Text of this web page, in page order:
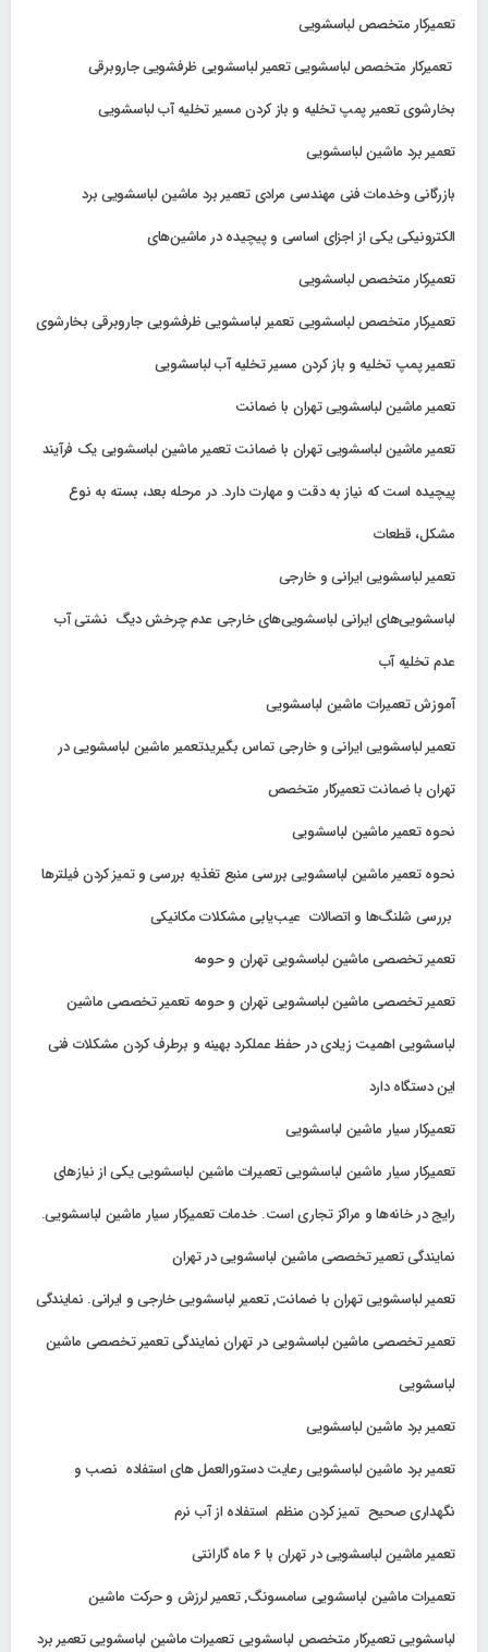
تعمیرکار متخصص لباسشویی
تعمیرکار متخصص لباسشویی تعمیر لباسشویی ظرفشویی جاروبرقی
بخارشوی تعمیر پمپ تخلیه و باز کردن مسیر تخلیه آب لباسشویی
تعمیر برد ماشین لباسشویی
بازرگانی وخدمات فنی مهندسی مرادی تعمیر برد ماشین لباسشویی برد
الکترونیکی یکی از اجزای اساسی و پیچیده در ماشین‌های
تعمیرکار متخصص لباسشویی
تعمیرکار متخصص لباسشویی تعمیر لباسشویی ظرفشویی جاروبرقی بخارشوی
تعمیر پمپ تخلیه و باز کردن مسیر تخلیه آب لباسشویی
تعمیر ماشین لباسشویی تهران با ضمانت
تعمیر ماشین لباسشویی تهران با ضمانت تعمیر ماشین لباسشویی یک فرآیند
پیچیده است که نیاز به دقت و مهارت دارد. در مرحله بعد، بسته به نوع
مشکل، قطعات
تعمیر لباسشویی ایرانی و خارجی
لباسشویی‌های ایرانی لباسشویی‌های خارجی عدم چرخش دیگ نشتی آب
عدم تخلیه آب
آموزش تعمیرات ماشین لباسشویی
تعمیر لباسشویی ایرانی و خارجی تماس بگیریدتعمیر ماشین لباسشویی در
تهران با ضمانت تعمیرکار متخصص
نحوه تعمیر ماشین لباسشویی
نحوه تعمیر ماشین لباسشویی بررسی منبع تغذیه بررسی و تمیز کردن فیلترها
بررسی شلنگ‌ها و اتصالات عیب‌یابی مشکلات مکانیکی
تعمیر تخصصی ماشین لباسشویی تهران و حومه
تعمیر تخصصی ماشین لباسشویی تهران و حومه تعمیر تخصصی ماشین
لباسشویی اهمیت زیادی در حفظ عملکرد بهینه و برطرف کردن مشکلات فنی
این دستگاه دارد
تعمیرکار سیار ماشین لباسشویی
تعمیرکار سیار ماشین لباسشویی تعمیرات ماشین لباسشویی یکی از نیازهای
رایج در خانه‌ها و مراکز تجاری است. خدمات تعمیرکار سیار ماشین لباسشویی.
نمایندگی تعمیر تخصصی ماشین لباسشویی در تهران
تعمیر لباسشویی تهران با ضمانت, تعمیر لباسشویی خارجی و ایرانی. نمایندگی
تعمیر تخصصی ماشین لباسشویی در تهران نمایندگی تعمیر تخصصی ماشین
لباسشویی
تعمیر برد ماشین لباسشویی
تعمیر برد ماشین لباسشویی رعایت دستورالعمل های استفاده نصب و
نگهداری صحیح تمیز کردن منظم استفاده از آب نرم
تعمیر ماشین لباسشویی در تهران با 6 ماه گارانتی
تعمیرات ماشین لباسشویی سامسونگ, تعمیر لرزش و حرکت ماشین
لباسشویی تعمیرکار متخصص لباسشویی تعمیرات ماشین لباسشویی تعمیر برد